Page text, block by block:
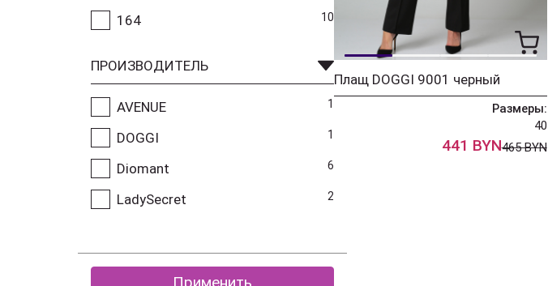
164 10
ПРОИЗВОДИТЕЛЬ
AVENUE 1
DOGGI 1
Diomant 6
LadySecret 2
Применить
Плащ DOGGI 9001 черный
Размеры:
40
441 BYN465 BYN